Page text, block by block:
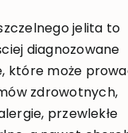
jelita to
diagnozowane
które może
zdrowotnych,
przewlekłe